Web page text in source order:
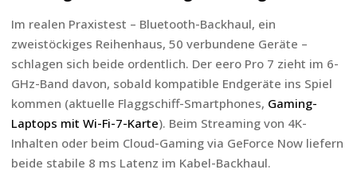
Im realen Praxistest – Bluetooth-Backhaul, ein
zweistöckiges Reihenhaus, 50 verbundene Geräte –
schlagen sich beide ordentlich. Der eero Pro 7 zieht im 6-
GHz-Band davon, sobald kompatible Endgeräte ins Spiel
kommen (aktuelle Flaggschiff-Smartphones, Gaming-
Laptops mit Wi-Fi-7-Karte). Beim Streaming von 4K-
Inhalten oder beim Cloud-Gaming via GeForce Now liefern
beide stabile 8 ms Latenz im Kabel-Backhaul.